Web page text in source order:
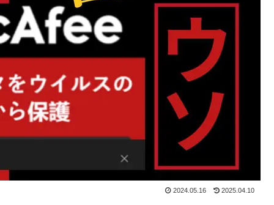
2024.05.16 2025.04.10